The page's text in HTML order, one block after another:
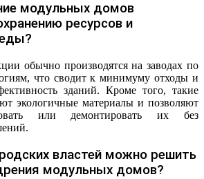
модульных домов
ресурсов и
обычно производятся на заводах по
что сводит к минимуму отходы и
зданий. Кроме того, такие
экологичные материалы и позволяют
или демонтировать их без
властей можно решить
модульных домов?